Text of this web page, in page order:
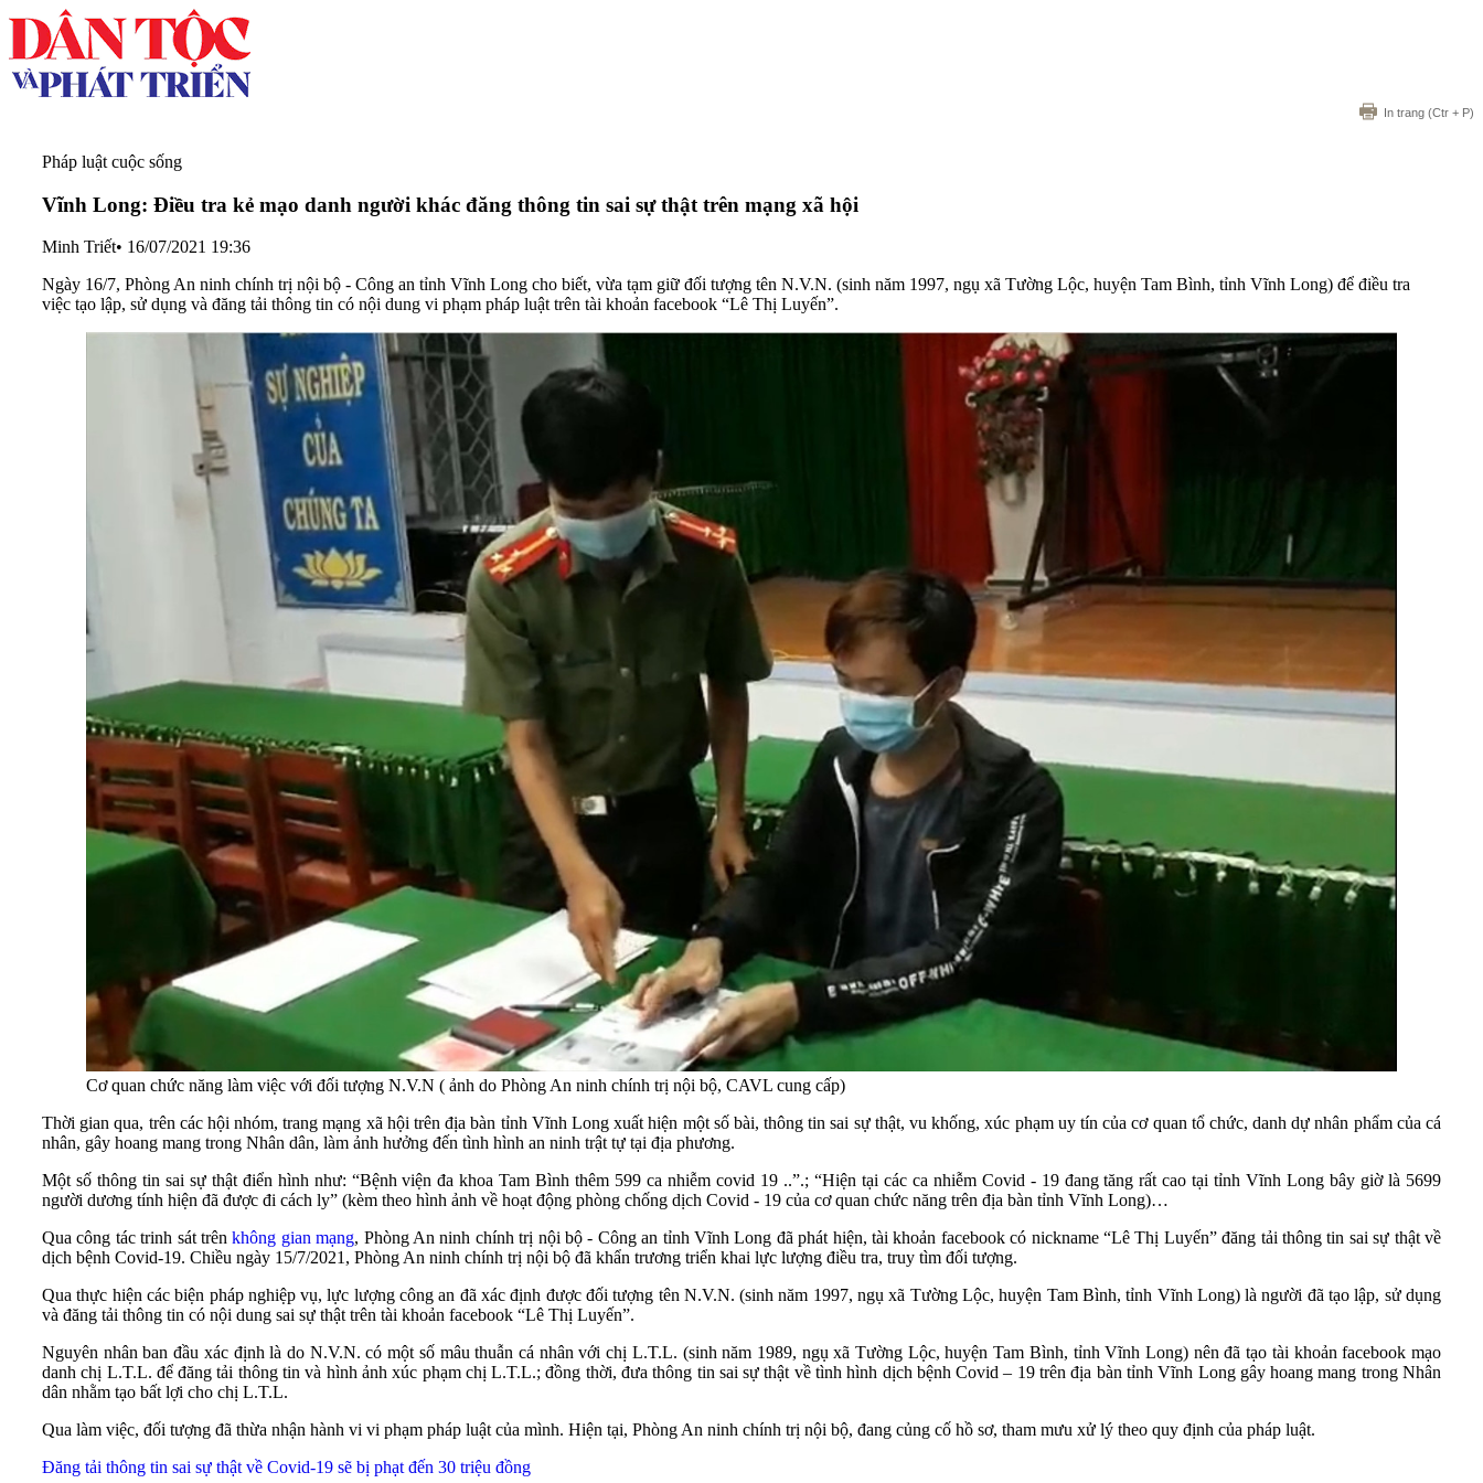
In trang (Ctr + P)
Pháp luật cuộc sống
Vĩnh Long: Điều tra kẻ mạo danh người khác đăng thông tin sai sự thật trên mạng xã hội
Minh Triết• 16/07/2021 19:36
Ngày 16/7, Phòng An ninh chính trị nội bộ - Công an tỉnh Vĩnh Long cho biết, vừa tạm giữ đối tượng tên N.V.N. (sinh năm 1997, ngụ xã Tường Lộc, huyện Tam Bình, tỉnh Vĩnh Long) để điều tra
việc tạo lập, sử dụng và đăng tải thông tin có nội dung vi phạm pháp luật trên tài khoản facebook “Lê Thị Luyến”.
Cơ quan chức năng làm việc với đối tượng N.V.N ( ảnh do Phòng An ninh chính trị nội bộ, CAVL cung cấp)
Thời gian qua, trên các hội nhóm, trang mạng xã hội trên địa bàn tỉnh Vĩnh Long xuất hiện một số bài, thông tin sai sự thật, vu khống, xúc phạm uy tín của cơ quan tổ chức, danh dự nhân phẩm của cá
nhân, gây hoang mang trong Nhân dân, làm ảnh hưởng đến tình hình an ninh trật tự tại địa phương.
Một số thông tin sai sự thật điển hình như: “Bệnh viện đa khoa Tam Bình thêm 599 ca nhiễm covid 19 ..”.; “Hiện tại các ca nhiễm Covid - 19 đang tăng rất cao tại tỉnh Vĩnh Long bây giờ là 5699
người dương tính hiện đã được đi cách ly” (kèm theo hình ảnh về hoạt động phòng chống dịch Covid - 19 của cơ quan chức năng trên địa bàn tỉnh Vĩnh Long)…
Qua công tác trinh sát trênkhông gian mạng, Phòng An ninh chính trị nội bộ - Công an tỉnh Vĩnh Long đã phát hiện, tài khoản facebook có nickname “Lê Thị Luyến” đăng tải thông tin sai sự thật về
dịch bệnh Covid-19. Chiều ngày 15/7/2021, Phòng An ninh chính trị nội bộ đã khẩn trương triển khai lực lượng điều tra, truy tìm đối tượng.
Qua thực hiện các biện pháp nghiệp vụ, lực lượng công an đã xác định được đối tượng tên N.V.N. (sinh năm 1997, ngụ xã Tường Lộc, huyện Tam Bình, tỉnh Vĩnh Long) là người đã tạo lập, sử dụng
và đăng tải thông tin có nội dung sai sự thật trên tài khoản facebook “Lê Thị Luyến”.
Nguyên nhân ban đầu xác định là do N.V.N. có một số mâu thuẫn cá nhân với chị L.T.L. (sinh năm 1989, ngụ xã Tường Lộc, huyện Tam Bình, tỉnh Vĩnh Long) nên đã tạo tài khoản facebook mạo
danh chị L.T.L. để đăng tải thông tin và hình ảnh xúc phạm chị L.T.L.; đồng thời, đưa thông tin sai sự thật về tình hình dịch bệnh Covid – 19 trên địa bàn tỉnh Vĩnh Long gây hoang mang trong Nhân
dân nhằm tạo bất lợi cho chị L.T.L.
Qua làm việc, đối tượng đã thừa nhận hành vi vi phạm pháp luật của mình. Hiện tại, Phòng An ninh chính trị nội bộ, đang củng cố hồ sơ, tham mưu xử lý theo quy định của pháp luật.
Đăng tải thông tin sai sự thật về Covid-19 sẽ bị phạt đến 30 triệu đồng